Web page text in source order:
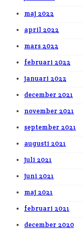
maj 2022
april 2022
mars 2022
februari 2022
januari 2022
december 2021
november 2021
september 2021
augusti 2021
juli 2021
juni 2021
maj 2021
februari 2021
december 2020